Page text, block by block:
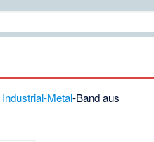
Industrial-Metal-Band aus